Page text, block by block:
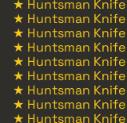
★ Huntsman
★ Huntsman Knife
★ Huntsman Knife
★ Huntsman Knife
★ Huntsman Knife
★ Huntsman Knife
★ Huntsman Knife
★ Huntsman Knife
★ Huntsman Knife